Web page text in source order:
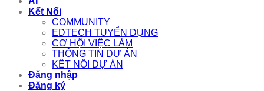
Kết Nối
COMMUNITY
EDTECH TUYỂN DỤNG
CƠ HỘI VIỆC LÀM
THÔNG TIN DỰ ÁN
KẾT NỐI DỰ ÁN
Đăng nhập
Đăng ký